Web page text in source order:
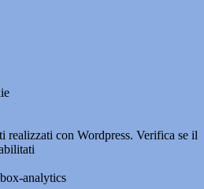
realizzati con Wordpress. Verifica se il
analytics